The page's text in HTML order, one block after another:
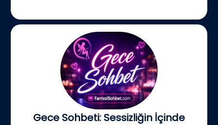
Gece Sohbeti: Sessizliğin İçinde